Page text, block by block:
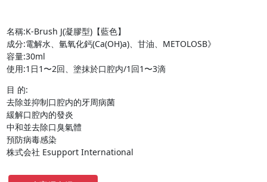
名稱:K-Brush J(凝膠型)【藍色】
成分:電解水、氫氧化鈣(Ca(OH)a)、甘油、METOLOSB》
容量:30ml
使用:1日1〜2回、塗抹於口腔内/1回1〜3滴
目 的:
去除並抑制口腔内的牙周病菌
緩解口腔內的發炎
中和並去除口臭氣體
預防病毒感染
株式会社 Esupport International